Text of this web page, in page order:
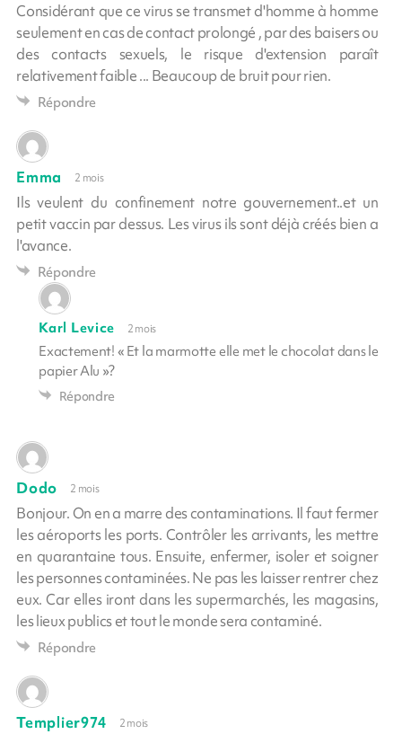
Considérant que ce virus se transmet d'homme à homme
seulement en cas de contact prolongé , par des baisers ou
des contacts sexuels, le risque d'extension paraît
relativement faible ... Beaucoup de bruit pour rien.
Répondre
Emma 2 mois
Ils veulent du confinement notre gouvernement..et un
petit vaccin par dessus. Les virus ils sont déjà créés bien a
l'avance.
Répondre
Karl Levice 2 mois
Exactement! « Et la marmotte elle met le chocolat dans le
papier Alu »?
Répondre
Dodo 2 mois
Bonjour. On en a marre des contaminations. Il faut fermer
les aéroports les ports. Contrôler les arrivants, les mettre
en quarantaine tous. Ensuite, enfermer, isoler et soigner
les personnes contaminées. Ne pas les laisser rentrer chez
eux. Car elles iront dans les supermarchés, les magasins,
les lieux publics et tout le monde sera contaminé.
Répondre
Templier974 2 mois